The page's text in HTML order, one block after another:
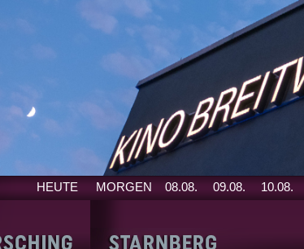
HEUTE
MORGEN 08.08. 09.08. 10.08.